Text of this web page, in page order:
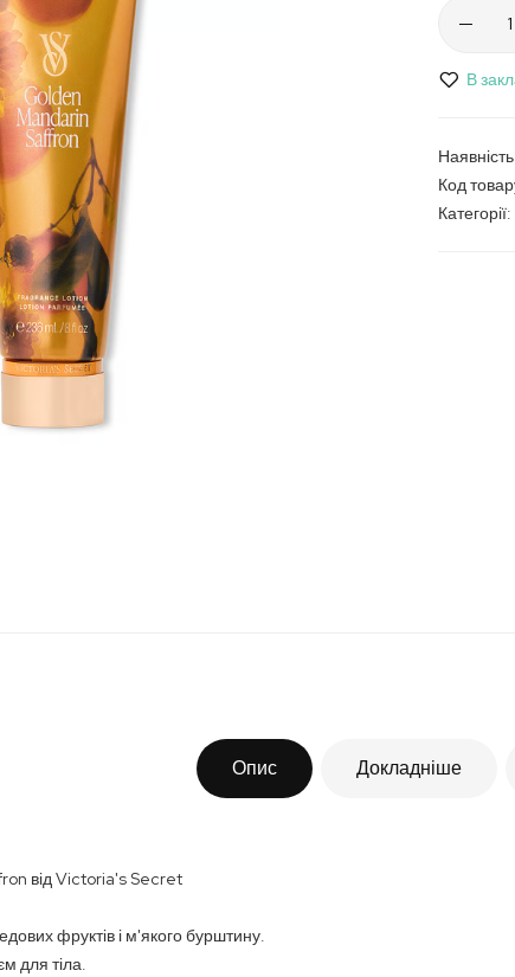
В
Код
Категорії:
Опис
від Victoria's Secret
фруктів і м'якого бурштину.
для тіла.
Докладніше